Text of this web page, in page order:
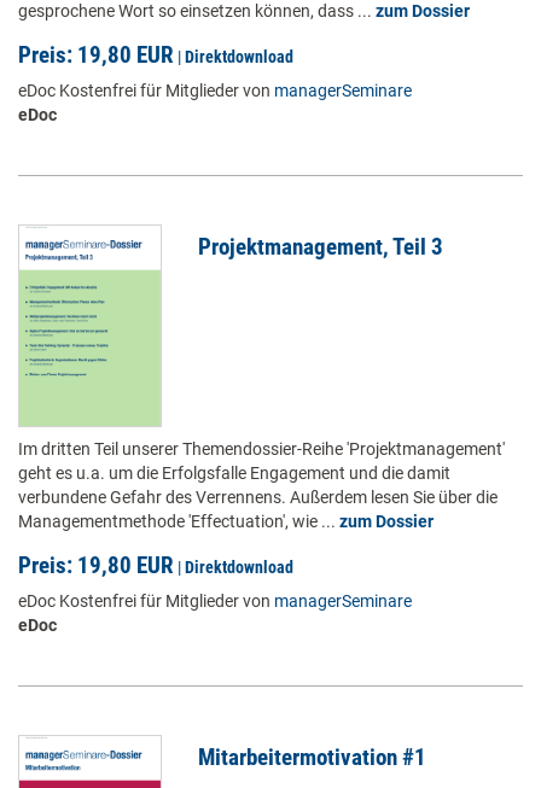
gesprochene Wort so einsetzen können, dass ... zum Dossier
Preis: 19,80 EUR |Direktdownload
eDoc Kostenfrei für Mitglieder von managerSeminare
eDoc
Projektmanagement, Teil 3
Im dritten Teil unserer Themendossier-Reihe 'Projektmanagement'
geht es u.a. um die Erfolgsfalle Engagement und die damit
verbundene Gefahr des Verrennens. Außerdem lesen Sie über die
Managementmethode 'Effectuation', wie ... zum Dossier
Preis: 19,80 EUR |Direktdownload
eDoc Kostenfrei für Mitglieder von managerSeminare
eDoc
Mitarbeitermotivation #1